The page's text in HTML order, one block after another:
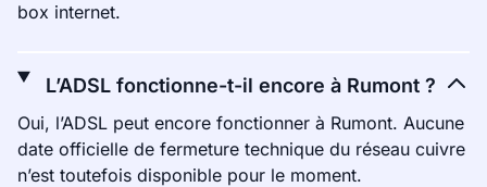
box internet.
L’ADSL fonctionne-t-il encore à Rumont ?
Oui, l’ADSL peut encore fonctionner à Rumont. Aucune
date officielle de fermeture technique du réseau cuivre
n’est toutefois disponible pour le moment.